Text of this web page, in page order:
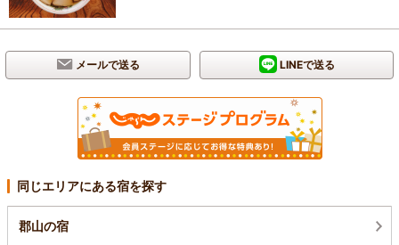
メールで送る LINEで送る
同じエリアにある宿を探す
郡山の宿